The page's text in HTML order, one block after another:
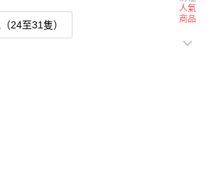
24至31隻）
人氣
商品